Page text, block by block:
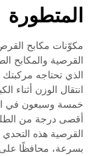
المتطورة
مكوّنات مكابح
القرصية والمكابح
الذي تحتاجه
انتقال الوزن
خمسة وسبعون في
أقصى درجة من الطلب
القرصية هذه
بسرعة، محافظًا على